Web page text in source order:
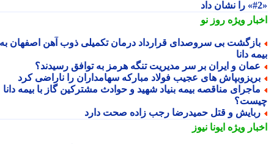
ویژهروز نو
بی سروصدای قرارداد درمان تکمیلی ذوب آهن اصفهان به
دانا
و ایران بر سر مدیریت تنگه هرمز به توافق رسیدند؟
های عجیب فولاد مبارکه سهامداران را ناراضی کرد
مناقصه بیمه بنیاد شهید و حوادث مشترکین گاز با بیمه دانا
و قتل حمیدرضا رجب زاده صحت دارد
ویژهایونا نیوز